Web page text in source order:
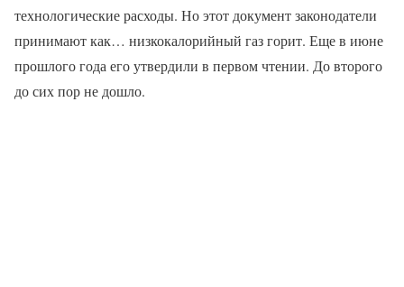
технологические расходы. Но этот документ законодатели
принимают как… низкокалорийный газ горит. Еще в июне
прошлого года его утвердили в первом чтении. До второго
до сих пор не дошло.